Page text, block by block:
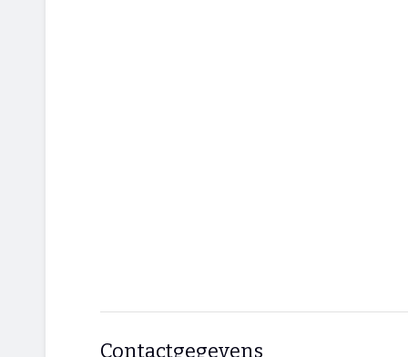
Contactgegevens